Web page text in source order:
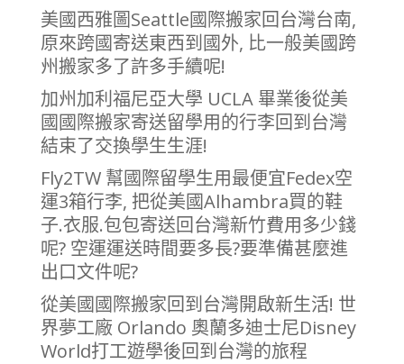
美國西雅圖Seattle國際搬家回台灣台南,
原來跨國寄送東西到國外, 比一般美國跨
州搬家多了許多手續呢!
加州加利福尼亞大學 UCLA 畢業後從美
國國際搬家寄送留學用的行李回到台灣
結束了交換學生生涯!
Fly2TW 幫國際留學生用最便宜Fedex空
運3箱行李, 把從美國Alhambra買的鞋
子.衣服.包包寄送回台灣新竹費用多少錢
呢? 空運運送時間要多長?要準備甚麼進
出口文件呢?
從美國國際搬家回到台灣開啟新生活! 世
界夢工廠 Orlando 奧蘭多迪士尼Disney
World打工遊學後回到台灣的旅程